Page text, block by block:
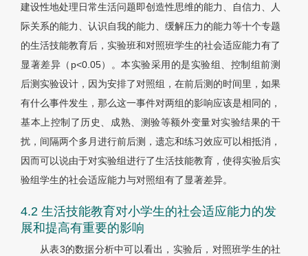
建设性地处理日常生活问题即创造性思维的能力、自信力、人
际关系的能力、认识自我的能力、缓解压力的能力等十个专题
的生活技能教育后，实验班和对照班学生的社会适应能力有了
显著差异（p<0.05）。本实验采用的是实验组、控制组前测
后测实验设计，因为安排了对照组，在前后测的时间里，如果
有什么事件发生，那么这一事件对两组的影响应该是相同的，
基本上控制了历史、成熟、测验等额外变量对实验结果的干
扰，间隔两个多月进行前后测，遗忘和练习效应可以相抵消，
因而可以说由于对实验组进行了生活技能教育，使得实验后实
验组学生的社会适应能力与对照组有了显著差异。
4.2 生活技能教育对小学生的社会适应能力的发
展和提高有重要的影响
从表3的数据分析中可以看出，实验后，对照班学生的社